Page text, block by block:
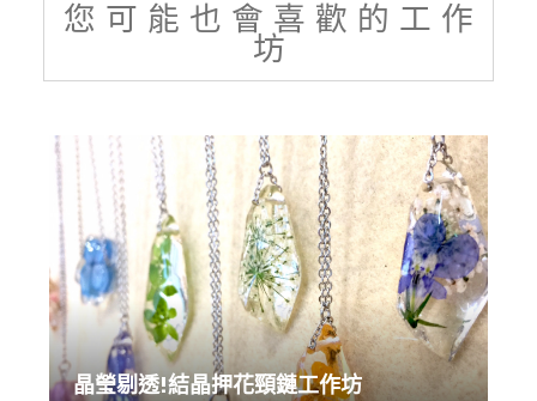
您 可 能 也 會 喜 歡 的 工 作
坊
晶瑩剔透!結晶押花頸鏈工作坊